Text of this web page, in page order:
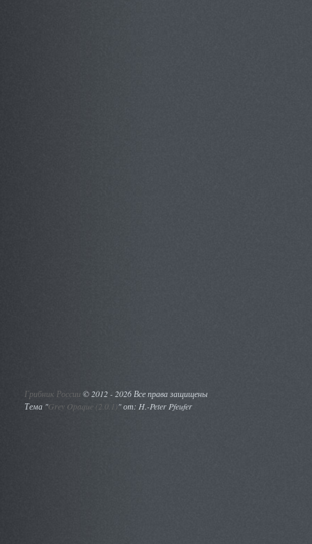
Грибник России ©2012 - 2026 Все права защищены
Тема "Grey Opaque (2.0.1)" от: H.-Peter Pfeufer